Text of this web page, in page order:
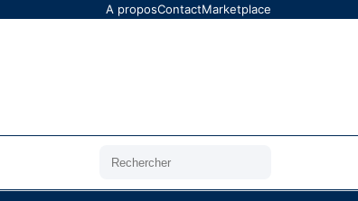
A proposContactMarketplace
Rechercher